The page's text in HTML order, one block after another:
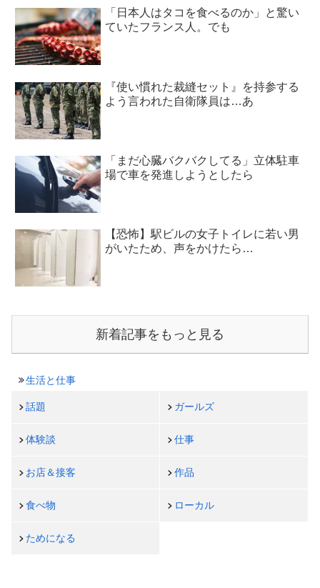
「日本人はタコを食べるのか」と驚い
ていたフランス人。でも
『使い慣れた裁縫セット』を持参する
よう言われた自衛隊員は…あ
「まだ心臓バクバクしてる」立体駐車
場で車を発進しようとしたら
【恐怖】駅ビルの女子トイレに若い男
がいたため、声をかけたら…
新着記事をもっと見る
生活と仕事
話題 ガールズ
体験談 仕事
お店＆接客 作品
食べ物 ローカル
ためになる